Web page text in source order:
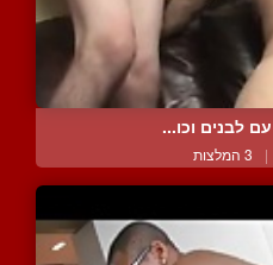
לבנים וכו...
| 3 המלצות